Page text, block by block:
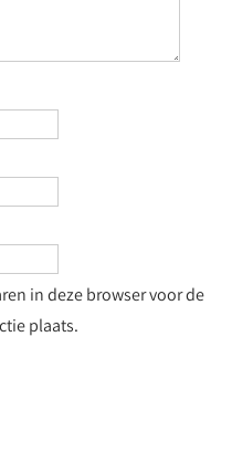
in deze browser voor de
plaats.